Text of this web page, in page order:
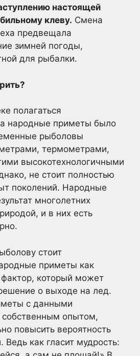
настоящей
клеву. Смена
предвещала
зимней погоды,
для рыбалки.
полагаться
народные приметы было
рыболовы
термометрами,
высокотехнологичными
не стоит полностью
поколений. Народные
многолетних
и в них есть
стоит
приметы как
который может
о выходе на лед.
с данными
собственным опытом,
повысить вероятность
Ведь как гласит мудрость: